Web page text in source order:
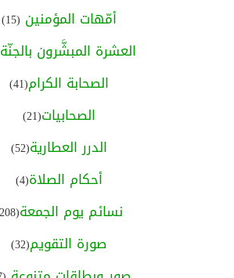
أمّهات المؤمنين (15)
العشرة المبشَّرون بالجنّة
الصحابة الكرام(41)
الصحابيات(21)
الدرر العطارية(52)
أحكام الصلاة(4)
نسائم يوم الجمعة(208)
صورة التقويم(32)